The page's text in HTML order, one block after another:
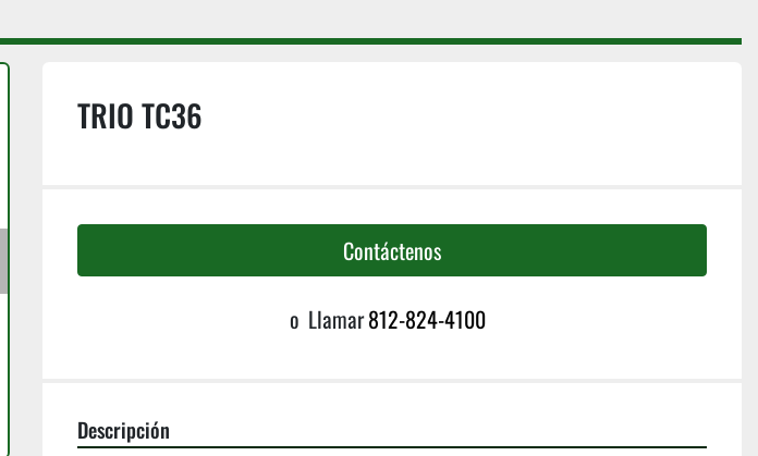
TRIO TC36
Contáctenos
o Llamar812-824-4100
Descripción